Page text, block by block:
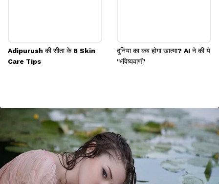
Adipurush की सीता के 8 Skin
Care Tips
दुनिया का कब होगा खात्मा? AI ने की ये
'भविष्यवाणी'